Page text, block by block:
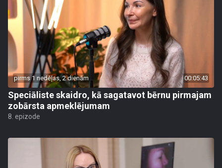
pirms 1 nedēļas, 2 dienām 00:05:43
Speciāliste skaidro, kā sagatavot bērnu pirmajam
zobārsta apmeklējumam
8. epizode